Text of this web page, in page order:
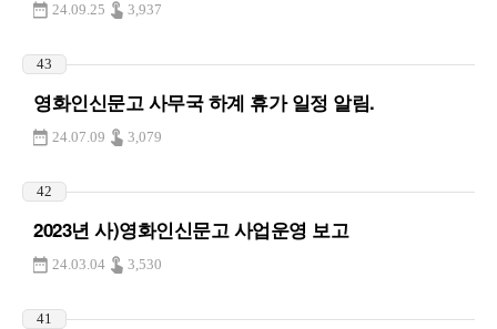
24.09.25 3,937
43
영화인신문고 사무국 하계 휴가 일정 알림.
24.07.09 3,079
42
2023년 사)영화인신문고 사업운영 보고
24.03.04 3,530
41